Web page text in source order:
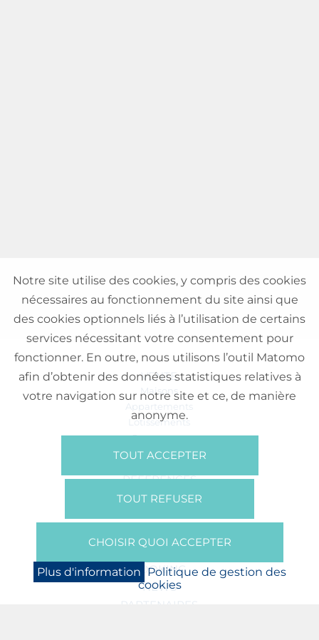
VENTE
Maisons
Appartements
Lotissements
Commerces
Bureaux
RÉFÉRENCES
SUR NOUS
Presse
BOOKING
NEWS
PARTENAIRES
Notre site utilise des cookies, y compris des cookies
nécessaires au fonctionnement du site ainsi que
des cookies optionnels liés à l’utilisation de certains
services nécessitant votre consentement pour
fonctionner. En outre, nous utilisons l’outil Matomo
afin d’obtenir des données statistiques relatives à
votre navigation sur notre site et ce, de manière
anonyme.
TOUT ACCEPTER
TOUT REFUSER
CHOISIR QUOI ACCEPTER
Plus d'information Politique de gestion des
cookies